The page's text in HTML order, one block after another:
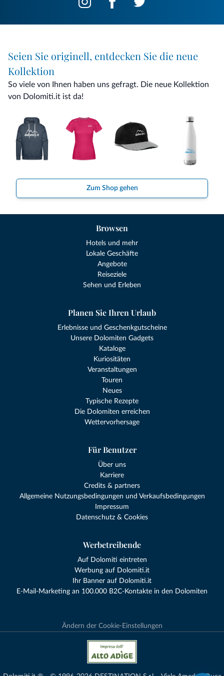
Seien Sie originell, entdecken Sie die neue
Kollektion
So viele von Ihnen haben uns gefragt. Die neue Kollektion
von Dolomiti.it ist da!
Zum Shop gehen
Browsen
Hotels und mehr
Lokale Geschäfte
Angebote
Reiseziele
Sehen und Erleben
Planen Sie Ihren Urlaub
Erlebnisse und Geschenkgutscheine
Unsere Dolomiten Gadgets
Kataloge
Kuriositäten
Veranstaltungen
Touren
Neues
Typische Rezepte
Die Dolomiten erreichen
Wettervorhersage
Für Benutzer
Über uns
Karriere
Credits & partners
Allgemeine Nutzungsbedingungen und Verkaufsbedingungen
Impressum
Datenschutz & Cookies
Werbetreibende
Auf Dolomiti eintreten
Werbung auf Dolomiti.it
Ihr Banner auf Dolomiti.it
E-Mail-Marketing an 100.000 B2C-Kontakte in den Dolomiten
Ändern der Cookie-Einstellungen